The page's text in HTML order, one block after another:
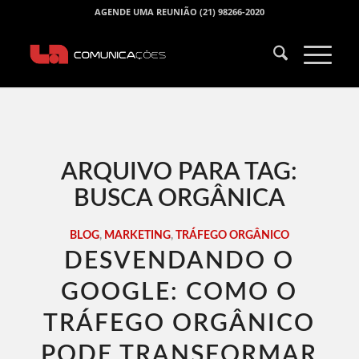
AGENDE UMA REUNIÃO (21) 98266-2020
ARQUIVO PARA TAG:
BUSCA ORGÂNICA
BLOG, MARKETING, TRÁFEGO ORGÂNICO
DESVENDANDO O
GOOGLE: COMO O
TRÁFEGO ORGÂNICO